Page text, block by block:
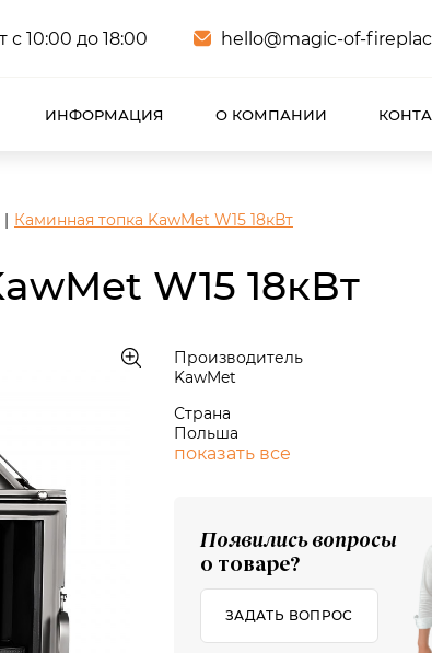
с 10:00 до 18:00
hello@magic-of-
ИНФОРМАЦИЯ О КОМПАНИИ
Каминная топка KawMet W15 18кВт
W15 18кВт
Производитель
KawMet
Страна
Польша
показать все
Появились вопросы
о товаре?
ЗАДАТЬ ВОПРОС